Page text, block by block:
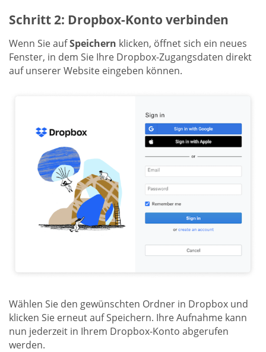
Schritt 2: Dropbox-Konto verbinden
Wenn Sie aufSpeichern klicken, öffnet sich ein neues
Fenster, in dem Sie Ihre Dropbox-Zugangsdaten direkt
auf unserer Website eingeben können.
Wählen Sie den gewünschten Ordner in Dropbox und
klicken Sie erneut auf Speichern. Ihre Aufnahme kann
nun jederzeit in Ihrem Dropbox-Konto abgerufen
werden.